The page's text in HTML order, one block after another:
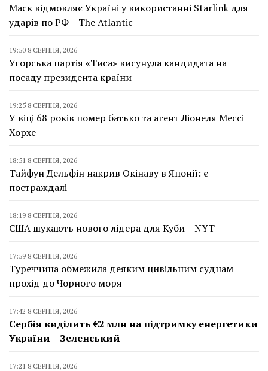
Маск відмовляє Україні у використанні Starlink для
ударів по РФ – The Atlantic
19:50 8 СЕРПНЯ, 2026
Угорська партія «Тиса» висунула кандидата на
посаду президента країни
19:25 8 СЕРПНЯ, 2026
У віці 68 років помер батько та агент Ліонеля Мессі
Хорхе
18:51 8 СЕРПНЯ, 2026
Тайфун Дельфін накрив Окінаву в Японії: є
постраждалі
18:19 8 СЕРПНЯ, 2026
США шукають нового лідера для Куби – NYT
17:59 8 СЕРПНЯ, 2026
Туреччина обмежила деяким цивільним суднам
прохід до Чорного моря
17:42 8 СЕРПНЯ, 2026
Сербія виділить €2 млн на підтримку енергетики
України – Зеленський
17:21 8 СЕРПНЯ, 2026